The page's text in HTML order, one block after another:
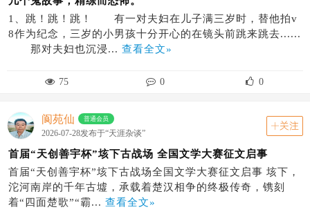
1、跳！跳！跳！ 有一对夫妇在儿子满三岁时，替他拍v
8作为纪念，三岁的小男孩十分开心的在镜头前跳来跳去......
那对夫妇也沉浸... 查看全文»
75 0 0
阆苑仙 普通会员
2026-07-28发布于“天涯杂谈”
关注
首届“天创善宇杯”垓下古战场 全国文学大赛征文启事
首届“天创善宇杯”垓下古战场全国文学大赛征文启事 垓下，
沱河南岸的千年古墟，承载着楚汉相争的终极传奇，镌刻
着“四面楚歌”“霸... 查看全文»